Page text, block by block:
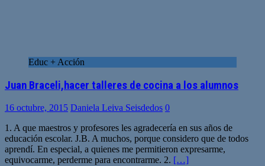
Educ + Acción
Juan Braceli,hacer talleres de cocina a los alumnos
16 octubre, 2015 Daniela Leiva Seisdedos 0
1. A que maestros y profesores les agradecería en sus años de
educación escolar. J.B. A muchos, porque considero que de todos
aprendí. En especial, a quienes me permitieron expresarme,
equivocarme, perderme para encontrarme. 2. […]